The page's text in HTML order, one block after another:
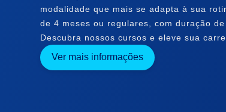
modalidade que mais se adapta à sua
de 4 meses ou regulares, com duração de
Descubra nossos cursos e eleve sua
Ver mais informações